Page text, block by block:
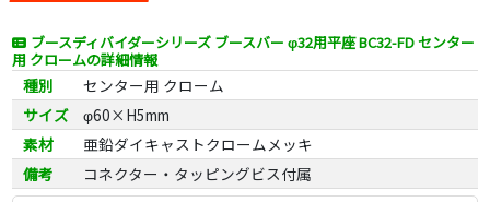
ブースディバイダーシリーズ ブースバー φ32用平座 BC32-FD センター
用 クロームの詳細情報
種別
センター用 クローム
サイズ
φ60×H5mm
素材
亜鉛ダイキャストクロームメッキ
備考
コネクター・タッピングビス付属